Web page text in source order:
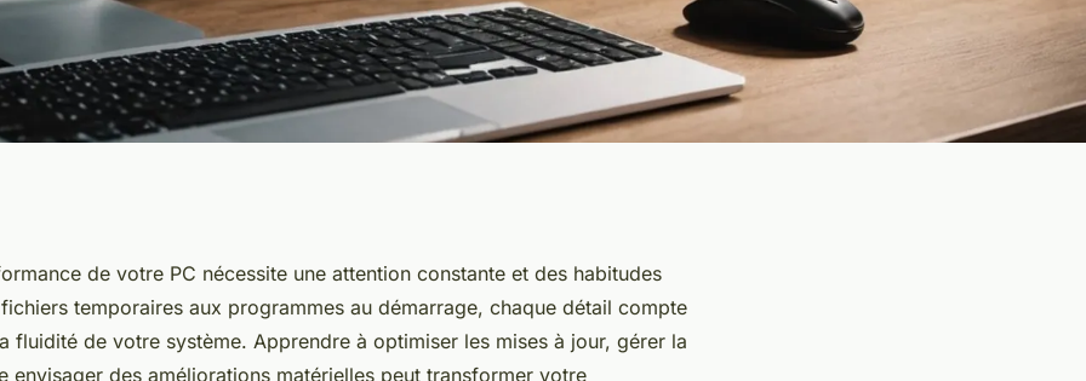
pour maintenir
pc
de votre PC nécessite une attention constante et des habitudes
temporaires aux programmes au démarrage, chaque détail compte
fluidité de votre système. Apprendre à optimiser les mises à jour, gérer la
envisager des améliorations matérielles peut transformer votre